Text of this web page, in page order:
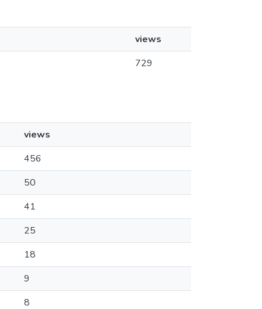
views
729
views
456
50
41
25
18
9
8